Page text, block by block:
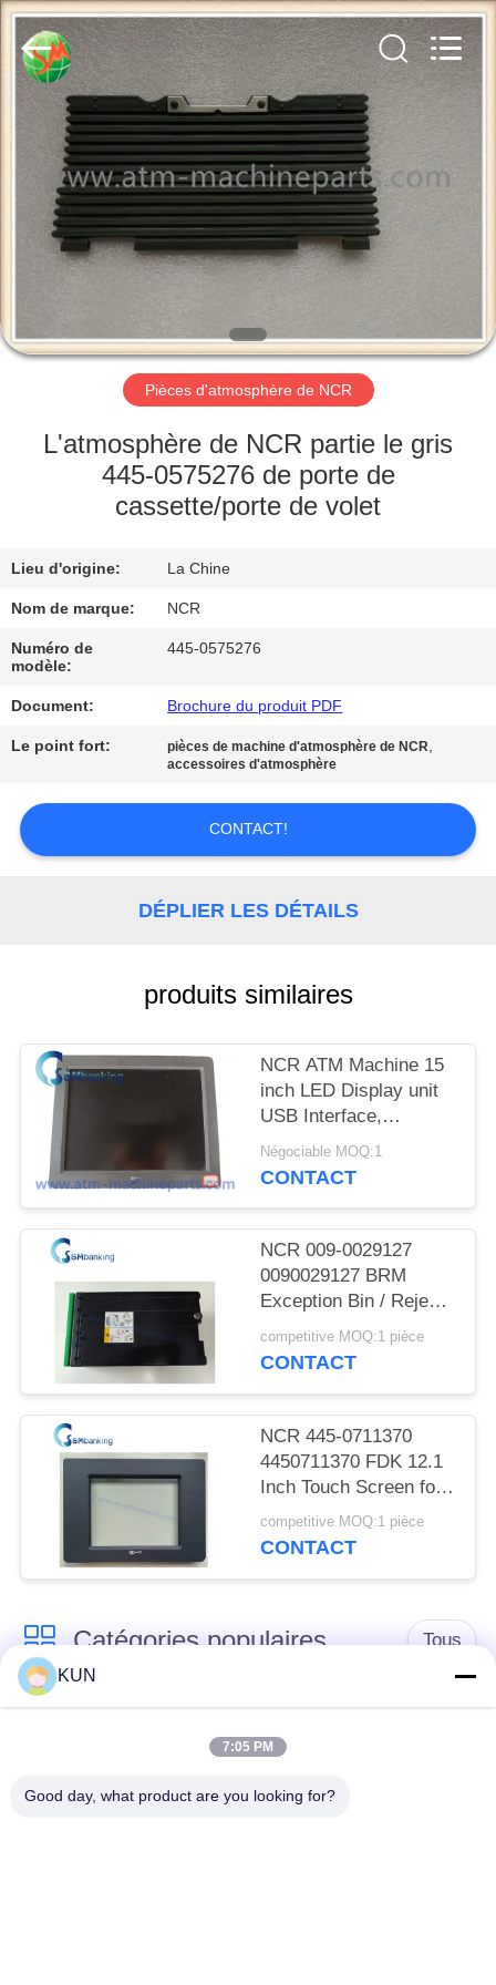
MAISON
PRODUITS
SUJET
DE
NOUS
VISITE
D'USINE
DE
QUALITÉ
NOUS
DEMANDEZ
DU
SITE
PRIVACY
POLICY
2026
GSM
International
Trade
Co.,Ltd..
Rights
Reserved.
Pièces d'atmosphère de NCR
L'atmosphère de NCR partie le gris
445-0575276 de porte de
cassette/porte de volet
Lieu d'origine: La Chine
Nom de marque: NCR
Numéro de
modèle:
445-0575276
Document: Brochure du produit PDF
Le point fort: pièces de machine d'atmosphère de NCR,
accessoires d'atmosphère
CONTACT!
DÉPLIER LES DÉTAILS
produits similaires
NCR ATM Machine 15
inch LED Display unit
USB Interface,
SN:5943-5100-9090;
Power rating 12V-
Négociable MOQ:1
CONTACT
NCR 009-0029127
0090029127 BRM
Exception Bin / Reject
Cassette
competitive MOQ:1 pièce
CONTACT
NCR 445-0711370
4450711370 FDK 12.1
Inch Touch Screen for
66XX Series ATM
competitive MOQ:1 pièce
CONTACT
Catégories populaires Tous
pièces de machine
Pièces d'atmosphère
de NCR
Pièces d'atmosphère
Pièces d'atmosphère
KUN
7:05 PM
Good day, what product are you looking for?